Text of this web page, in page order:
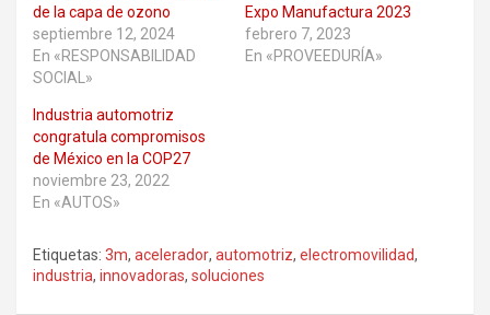
de la capa de ozono
septiembre 12, 2024
En «RESPONSABILIDAD
SOCIAL»
Expo Manufactura 2023
febrero 7, 2023
En «PROVEEDURÍA»
Industria automotriz
congratula compromisos
de México en la COP27
noviembre 23, 2022
En «AUTOS»
Etiquetas: 3m, acelerador, automotriz, electromovilidad,
industria, innovadoras, soluciones